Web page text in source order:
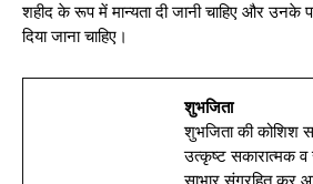
शहीद के रूप में मान्यता दी जानी चाहिए और उनके
दिया जाना चाहिए।
शुभजिता
शुभजिता की कोशिश
उत्कृष्ट सकारात्मक